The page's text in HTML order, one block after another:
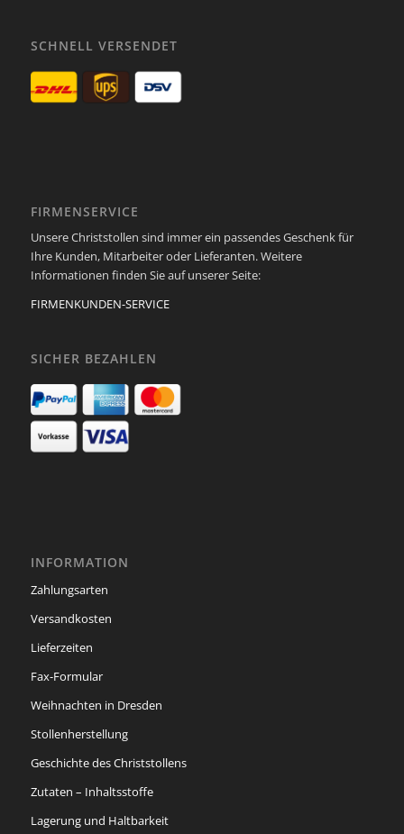
SCHNELL VERSENDET
FIRMENSERVICE
Unsere Christstollen sind immer ein passendes Geschenk für
Ihre Kunden, Mitarbeiter oder Lieferanten. Weitere
Informationen finden Sie auf unserer Seite:
FIRMENKUNDEN-SERVICE
SICHER BEZAHLEN
INFORMATION
Zahlungsarten
Versandkosten
Lieferzeiten
Fax-Formular
Weihnachten in Dresden
Stollenherstellung
Geschichte des Christstollens
Zutaten – Inhaltsstoffe
Lagerung und Haltbarkeit